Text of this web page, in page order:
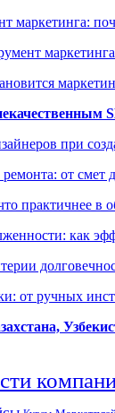
маркетинга:
при
от смет
практичнее в
как
от ручных